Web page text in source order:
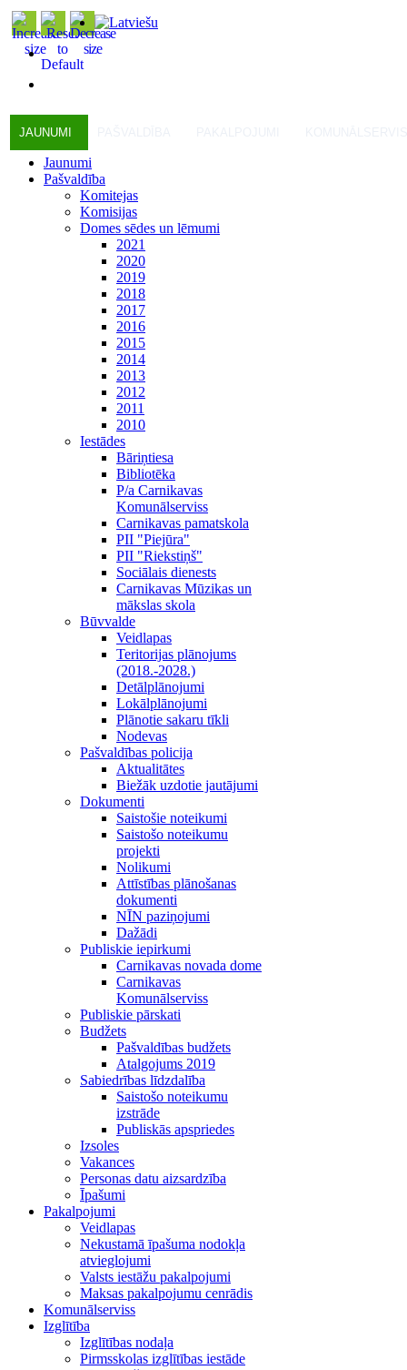
JAUNUMI
Jaunumi
Pašvaldība
Komitejas
Komisijas
Domes sēdes un lēmumi
2021
2020
2019
2018
2017
2016
2015
2014
2013
2012
2011
2010
Iestādes
Bāriņtiesa
Bibliotēka
P/a Carnikavas
Komunālserviss
Carnikavas pamatskola
PII "Piejūra"
PII "Riekstiņš"
Sociālais dienests
Carnikavas Mūzikas un
mākslas skola
Būvvalde
Veidlapas
Teritorijas plānojums
(2018.-2028.)
Detālplānojumi
Lokālplānojumi
Plānotie sakaru tīkli
Nodevas
Pašvaldības policija
Aktualitātes
Biežāk uzdotie jautājumi
Dokumenti
Saistošie noteikumi
Saistošo noteikumu
projekti
Nolikumi
Attīstības plānošanas
dokumenti
NĪN paziņojumi
Dažādi
Publiskie iepirkumi
Carnikavas novada dome
Carnikavas
Komunālserviss
Publiskie pārskati
Budžets
Pašvaldības budžets
Atalgojums 2019
Sabiedrības līdzdalība
Saistošo noteikumu
izstrāde
Publiskās apspriedes
Izsoles
Vakances
Personas datu aizsardzība
Īpašumi
Pakalpojumi
Veidlapas
Nekustamā īpašuma nodokļa
atvieglojumi
Valsts iestāžu pakalpojumi
Maksas pakalpojumu cenrādis
Komunālserviss
Izglītība
Izglītības nodaļa
Pirmsskolas izglītības iestāde